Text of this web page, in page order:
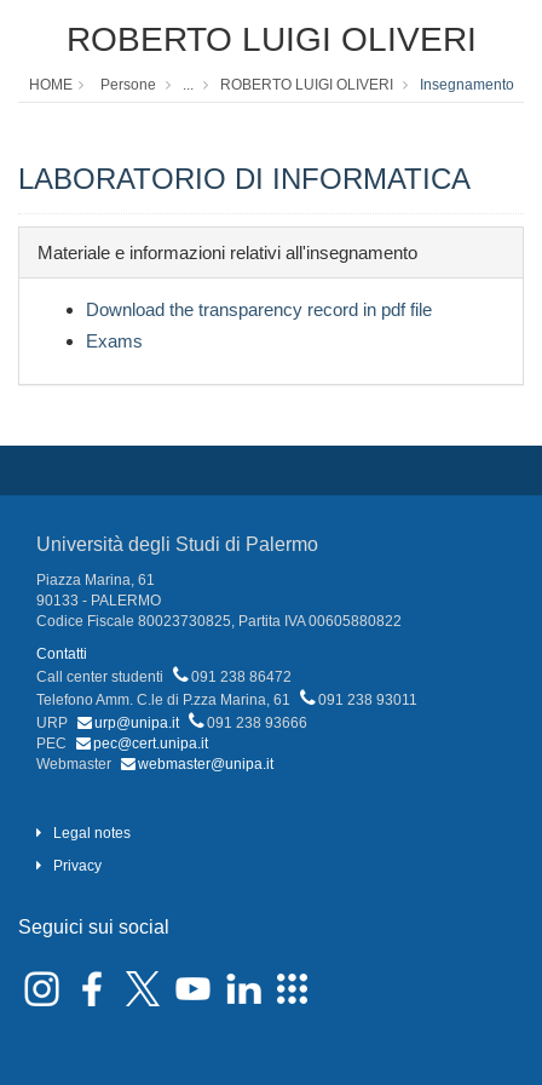
ROBERTO LUIGI OLIVERI
HOME Persone ... ROBERTO LUIGI OLIVERI Insegnamento
LABORATORIO DI INFORMATICA
Materiale e informazioni relativi all'insegnamento
Download the transparency record in pdf file
Exams
Università degli Studi di Palermo
Piazza Marina, 61
90133 - PALERMO
Codice Fiscale 80023730825, Partita IVA 00605880822
Contatti
Call center studenti
091 238 86472
Telefono Amm. C.le di P.zza Marina, 61
091 238 93011
URP
urp@unipa.it
091 238 93666
PEC
pec@cert.unipa.it
Webmaster
webmaster@unipa.it
Legal notes
Privacy
Seguici sui social